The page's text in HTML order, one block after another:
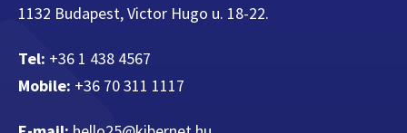
1132 Budapest, Victor Hugo u. 18-22.
Tel: +36 1 438 4567
Mobile: +36 70 311 1117